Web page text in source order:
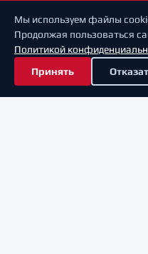
Мы используем файлы
Продолжая пользоваться
Политикой
Принять